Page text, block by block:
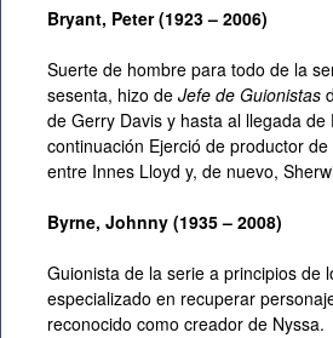
Bryant, Peter (1923 – 2006)
Suerte de hombre para todo de la
sesenta, hizo de Jefe de Guionistas
de Gerry Davis y hasta al llegada de
continuación Ejerció de productor
entre Innes Lloyd y, de nuevo,
Byrne, Johnny (1935 – 2008)
Guionista de la serie a principios de
especializado en recuperar
reconocido como creador de Nyssa.